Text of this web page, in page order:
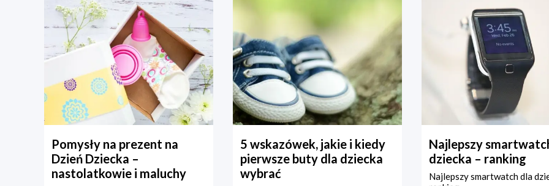
Pomysły na prezent na
Dzień Dziecka –
nastolatkowie i maluchy
5 wskazówek, jakie i kiedy
pierwsze buty dla dziecka
wybrać
Najlepszy
dziecka – ranking
Najlepszy smartwatch dla